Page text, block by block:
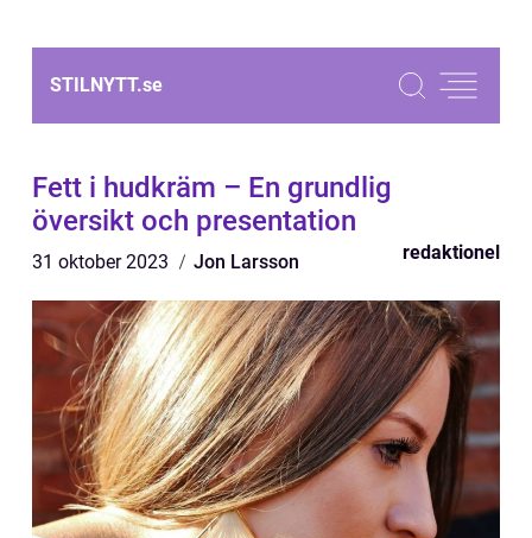
STILNYTT.se
Fett i hudkräm – En grundlig
översikt och presentation
31 oktober 2023 Jon Larsson redaktionel